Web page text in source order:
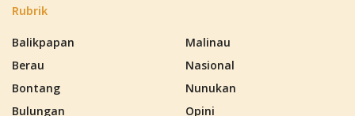
Rubrik
Balikpapan
Berau
Bontang
Bulungan
Malinau
Nasional
Nunukan
Opini